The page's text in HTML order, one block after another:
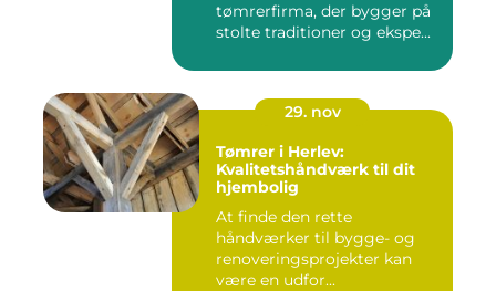
tømrerfirma, der bygger på
stolte traditioner og ekspe...
29. nov
Tømrer i Herlev:
Kvalitetshåndværk til dit
hjembolig
At finde den rette
håndværker til bygge- og
renoveringsprojekter kan
være en udfor...